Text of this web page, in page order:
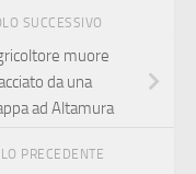
SUCCESSIVO
muore
da una
ad Altamura
PRECEDENTE